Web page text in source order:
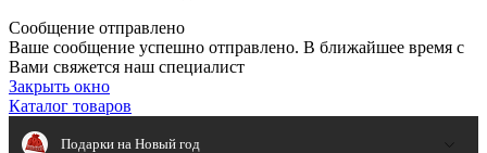
Сообщение отправлено
Ваше сообщение успешно отправлено. В ближайшее время с
Вами свяжется наш специалист
Закрыть окно
Каталог товаров
Подарки на Новый год